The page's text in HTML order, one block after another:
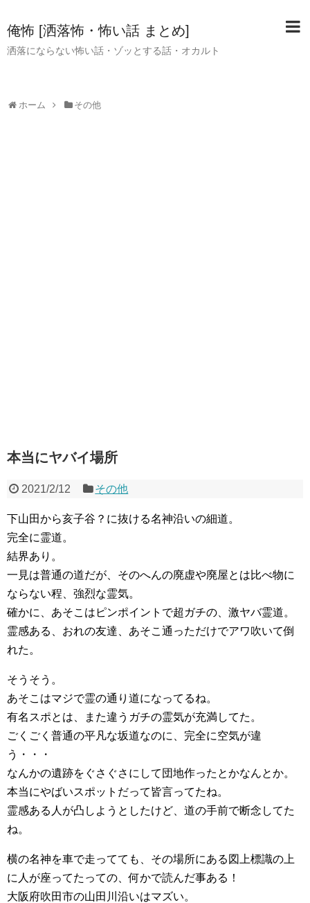
俺怖 [洒落怖・怖い話 まとめ]
洒落にならない怖い話・ゾッとする話・オカルト
ホーム その他
本当にヤバイ場所
2021/2/12 その他
下山田から亥子谷？に抜ける名神沿いの細道。
完全に霊道。
結界あり。
一見は普通の道だが、そのへんの廃虚や廃屋とは比べ物に
ならない程、強烈な霊気。
確かに、あそこはピンポイントで超ガチの、激ヤバ霊道。
霊感ある、おれの友達、あそこ通っただけでアワ吹いて倒
れた。
そうそう。
あそこはマジで霊の通り道になってるね。
有名スポとは、また違うガチの霊気が充満してた。
ごくごく普通の平凡な坂道なのに、完全に空気が違
う・・・
なんかの遺跡をぐさぐさにして団地作ったとかなんとか。
本当にやばいスポットだって皆言ってたね。
霊感ある人が凸しようとしたけど、道の手前で断念してた
ね。
横の名神を車で走ってても、その場所にある図上標識の上
に人が座ってたっての、何かで読んだ事ある！
大阪府吹田市の山田川沿いはマズい。